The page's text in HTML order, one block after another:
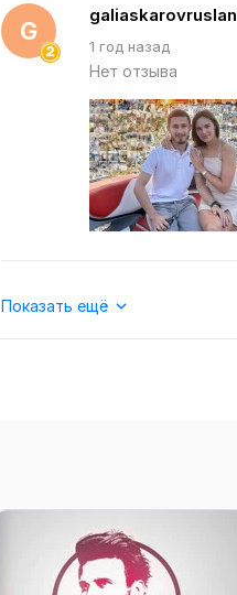
G
galiaskarovruslan
1 год назад
Нет отзыва
Показать ещё